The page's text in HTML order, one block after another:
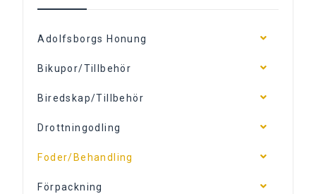
Adolfsborgs Honung
Bikupor/Tillbehör
Biredskap/Tillbehör
Drottningodling
Foder/Behandling
Förpackning